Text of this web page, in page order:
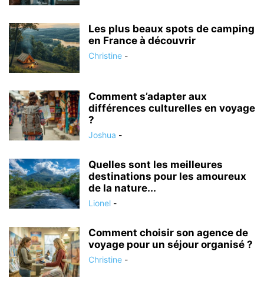
Les plus beaux spots de camping
en France à découvrir
Christine -
Comment s’adapter aux
différences culturelles en voyage
?
Joshua -
Quelles sont les meilleures
destinations pour les amoureux
de la nature...
Lionel -
Comment choisir son agence de
voyage pour un séjour organisé ?
Christine -